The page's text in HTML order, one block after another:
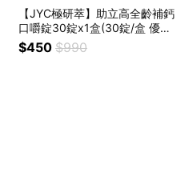
【JYC極研萃】助立高全齡補鈣
口嚼錠30錠x1盒(30錠/盒 優酪
乳口味)
$450 $990